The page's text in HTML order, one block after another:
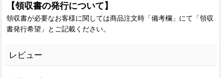
【領収書の発行について】
領収書が必要なお客様に関しては商品注文時「備考欄」にて「領収
書発行希望」とご記載ください。
レビュー